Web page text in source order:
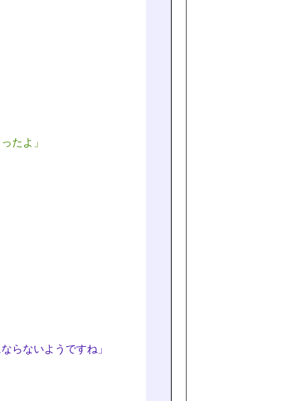
たよ」
らないようですね」